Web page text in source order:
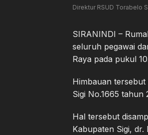
Direktur RSUD Torabelo
SIRANINDI –
seluruh pegawai
Raya pada pukul
Himbauan
Sigi No.1665 tahun
Hal tersebut
Kabupaten Sigi, dr.